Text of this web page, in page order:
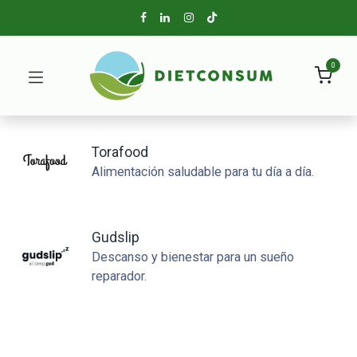
0
Torafood
Alimentación saludable para tu día a día.
Gudslip
Descanso y bienestar para un sueño
reparador.